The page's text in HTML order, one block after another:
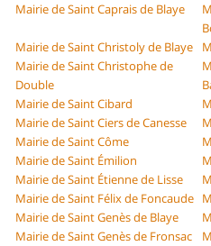
Mairie de Saint Caprais de Blaye
Mairie de Saint Christoly de Blaye
Mairie de Saint Christophe de
Double
Mairie de Saint Cibard
Mairie de Saint Ciers de Canesse
Mairie de Saint Côme
Mairie de Saint Émilion
Mairie de Saint Étienne de Lisse
Mairie de Saint Félix de Foncaude
Mairie de Saint Genès de Blaye
Mairie de Saint Genès de Fronsac